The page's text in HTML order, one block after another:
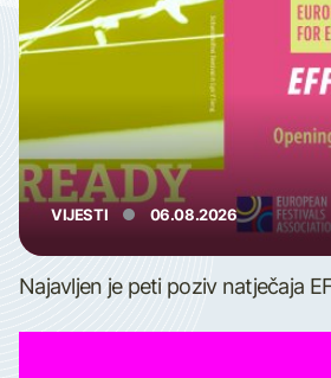
VIJESTI 06.08.2026
Najavljen je peti poziv natječaja